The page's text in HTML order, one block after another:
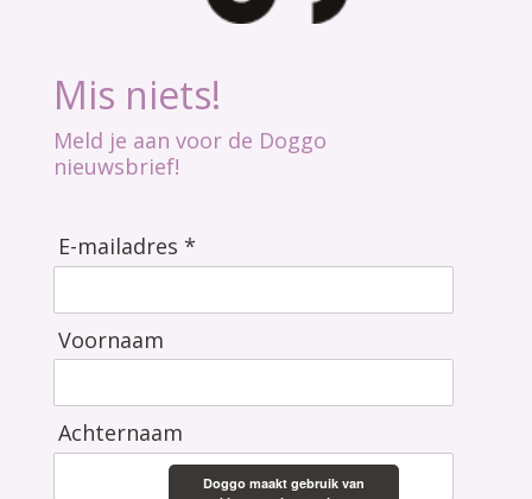
Mis niets!
Meld je aan voor de Doggo
nieuwsbrief!
E-mailadres *
Voornaam
Achternaam
Doggo maakt gebruik van